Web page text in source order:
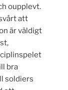
oupplevt.
att
är väldigt
bra
soldiers